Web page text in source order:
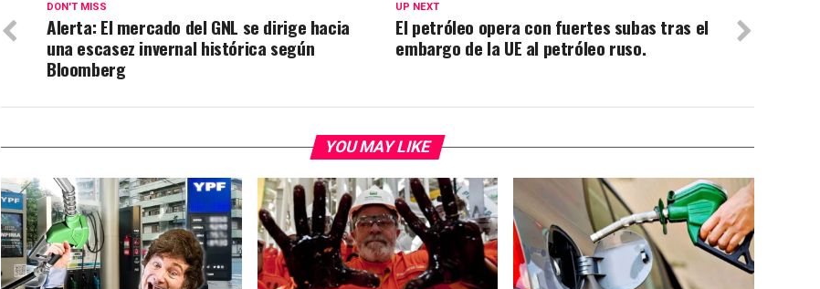
UP NEXT
El petróleo opera con fuertes subas tras el
embargo de la UE al petróleo ruso.
DON'T MISS
Alerta: El mercado del GNL se dirige hacia
una escasez invernal histórica según
Bloomberg
YOU MAY LIKE